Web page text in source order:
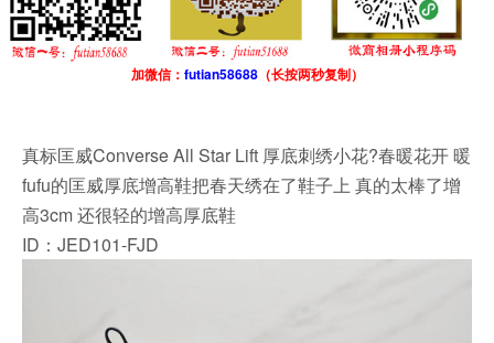
加微信： futian58688（长按两秒复制）
真标匡威Converse All Star Lift 厚底刺绣小花?春暖花开 暖
fufu的匡威厚底增高鞋把春天绣在了鞋子上 真的太棒了增
高3cm 还很轻的增高厚底鞋
ID：JED101-FJD